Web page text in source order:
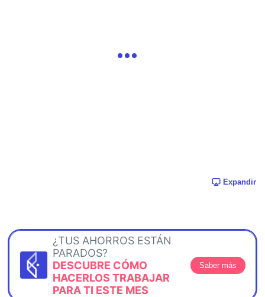
Expandir
¿TUS AHORROS ESTÁN
PARADOS?
DESCUBRE CÓMO
HACERLOS TRABAJAR
PARA TI ESTE MES
Saber más